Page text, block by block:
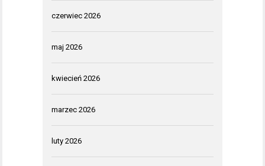
czerwiec 2026
maj 2026
kwiecień 2026
marzec 2026
luty 2026